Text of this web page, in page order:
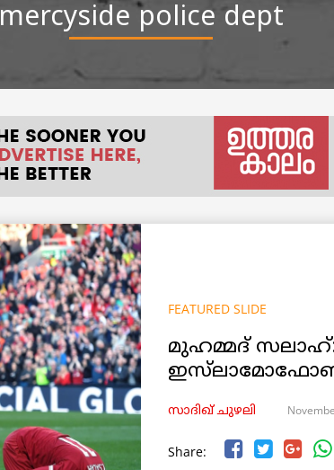
mercyside police dept
FEATURED SLIDE
മുഹമ്മദ്
സാദിഖ് ചുഴലി
Share: